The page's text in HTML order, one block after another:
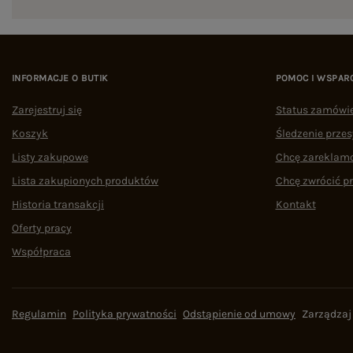
INFORMACJE O BUTIK
Zarejestruj się
Koszyk
Listy zakupowe
Lista zakupionych produktów
Historia transakcji
Oferty pracy
Współpraca
POMOC I
Status
Śledzenie
Chcę
Chcę zwrócić
Kontakt
Regulamin Polityka prywatności Odstąpienie od umowy